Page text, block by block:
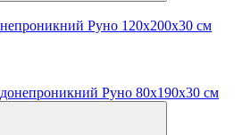
Руно 120х200х30 см